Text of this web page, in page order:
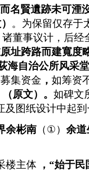
名賢遺跡未可湮
。为保留仅存于
诸董事议计，后经
址跨路而建寬度
海自治公所风采
募集资金 ， 如筹资
（原文）。 如碑文
及图纸设计中起
余彬南（①） 余道
楼主体 ，“始于